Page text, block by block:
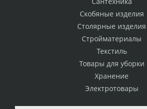
Скобяные изделия
Столярные изделия
Стройматериалы
Текстиль
Товары для уборки
Хранение
Электротовары